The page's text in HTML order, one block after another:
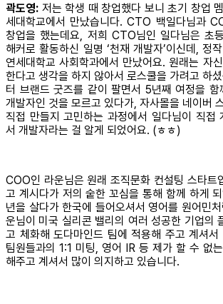
곽도영: 저는 학생 때 창업했다 보니 초기 창업
세대학교에서 만났습니다. CTO 백일다님과
창업을 했는데요, 저희 CTO님인 일다님은 초
해커로 활동하신 일명 ‘천재 개발자’이신데, 정
연세대학교 사회학과에서 만났어요. 원래는 자
한다고 생각을 하지 않아서 로스쿨을 가려고 하
터 브랜드 굿즈를 같이 팔면서 5년째 여정을 함
개발자인 것을 모르고 있다가, 자사몰을 네이버
직접 만들지 고민하는 과정에서 일다님이 직접
서 개발자라는 걸 알게 되었어요. (ㅎㅎ)
COO인 라운님은 원래 조직문화 컨설팅 스타트
고 계시다가 저의 숱한 꼬심을 통해 함께 하게
년을 살다가 한국에 들어오셔서 영어를 원어민
운님이 미국 실리콘 밸리의 여러 성공한 기업의
고 체화해 도다마인드 팀에 적용해 주고 계셔
팀원들과의 1:1 미팅, 영어 IR 등 제가 할 수 없
해주고 계셔서 많이 의지하고 있습니다.